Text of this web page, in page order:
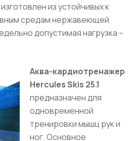
из устойчивых к
средам нержавеющей
допустимая нагрузка –
Аква-кардиотренажер
Hercules Skis 25.1
предназначен для
одновременной
тренировки мышц рук и
ног. Основное